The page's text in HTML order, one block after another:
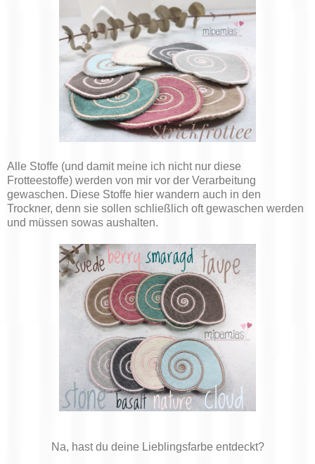
Alle Stoffe (und damit meine ich nicht nur diese
Frotteestoffe) werden von mir vor der Verarbeitung
gewaschen. Diese Stoffe hier wandern auch in den
Trockner, denn sie sollen schließlich oft gewaschen werden
und müssen sowas aushalten.
Na, hast du deine Lieblingsfarbe entdeckt?